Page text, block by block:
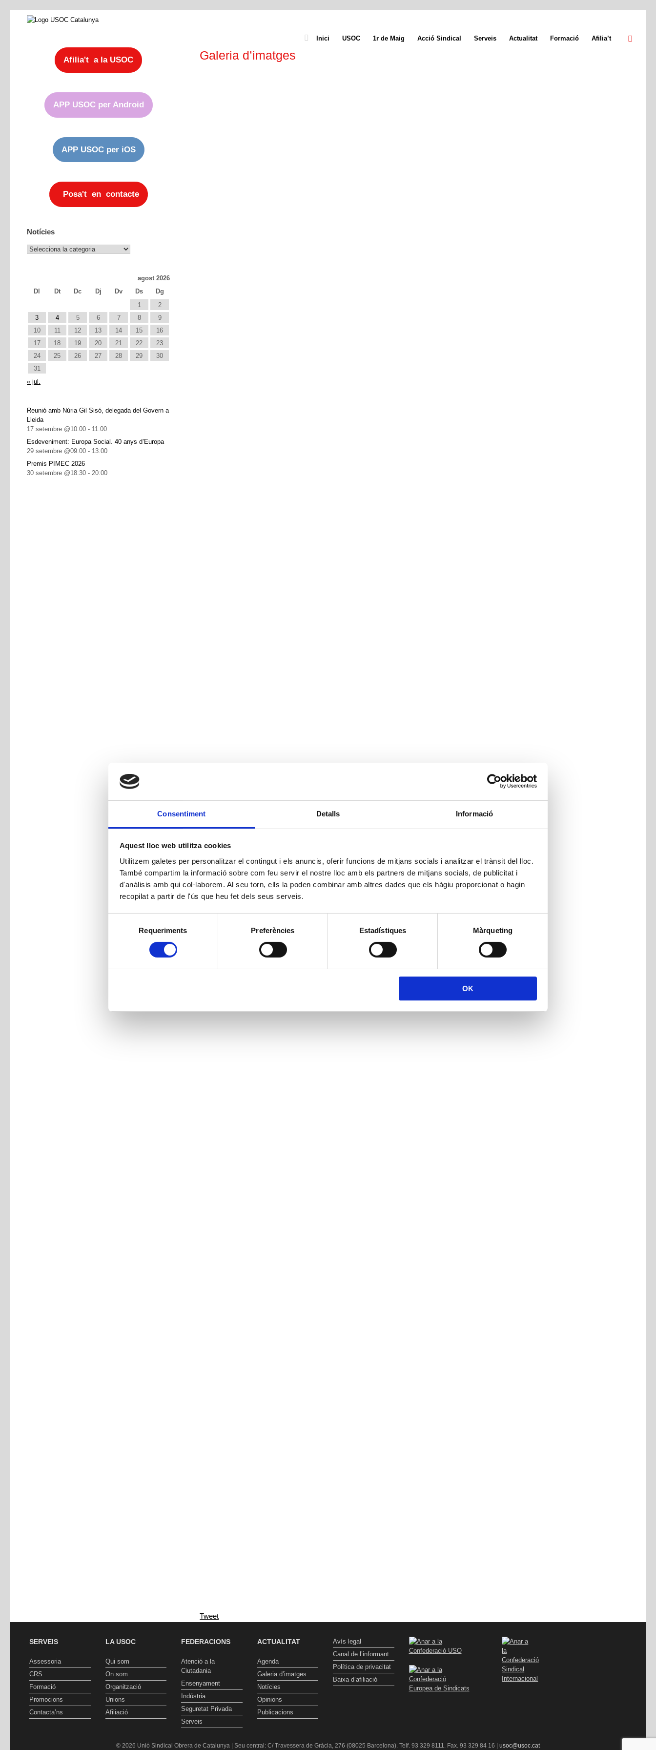
Consentiment Detalls Informació
Aquest lloc web utilitza cookies
Utilitzem galetes per personalitzar el contingut i els anuncis, oferir funcions de mitjans socials i analitzar el trànsit del lloc.
També compartim la informació sobre com feu servir el nostre lloc amb els partners de mitjans socials, de publicitat i
d'anàlisis amb qui col·laborem. Al seu torn, ells la poden combinar amb altres dades que els hàgiu proporcionat o hagin
recopilat a partir de l'ús que heu fet dels seus serveis.
consentiment
Requeriments Preferències Estadístiques Màrqueting
OK
Inici USOC 1r de Maig Acció Sindical Serveis Actualitat Formació Afilia’t
Galeria d’imatges
Tweet
Afilia't a la USOC
APP USOC per Android
APP USOC per iOS
Posa't en contacte
Notícies
Notícies
agost 2026
Dl
Dt Dc Dj Dv Ds
Dg
1
2
3
4 5 6 7 8
9
10
11 12 13 14 15
16
17
18 19 20 21 22
23
24
25 26 27 28 29
30
31
« jul.
Reunió amb Núria Gil Sisó, delegada del Govern a
Lleida
17 setembre @10:00 - 11:00
Esdeveniment: Europa Social. 40 anys d’Europa
29 setembre @09:00 - 13:00
Premis PIMEC 2026
30 setembre @18:30 - 20:00
SERVEIS
Assessoria
CRS
Formació
Promocions
Contacta’ns
LA USOC
Qui som
On som
Organització
Unions
Afiliació
FEDERACIONS
Atenció a la
Ciutadania
Ensenyament
Indústria
Seguretat Privada
Serveis
ACTUALITAT
Agenda
Galeria d’imatges
Notícies
Opinions
Publicacions
Avís legal
Canal de l’informant
Política de privacitat
Baixa d’afiliació
© 2026 Unió Sindical Obrera de Catalunya | Seu central: C/ Travessera de Gràcia, 276 (08025 Barcelona). Telf. 93 329 8111. Fax. 93 329 84 16 | usoc@usoc.cat